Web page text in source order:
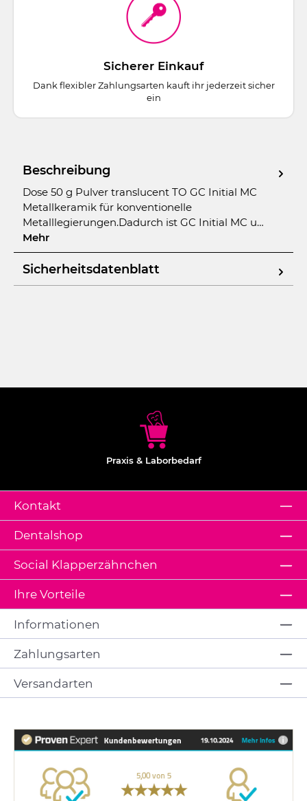
Sicherer Einkauf
Dank flexibler Zahlungsarten kauft ihr jederzeit sicher
ein
Beschreibung
Dose 50 g Pulver translucent TO GC Initial MC
Metallkeramik für konventionelle
Metalllegierungen.Dadurch ist GC Initial MC u…
Mehr
Sicherheitsdatenblatt
Praxis & Laborbedarf
Kontakt
Dentalshop
Ihre Vorteile
Social Klapperzähnchen
Informationen
Zahlungsarten
Versandarten